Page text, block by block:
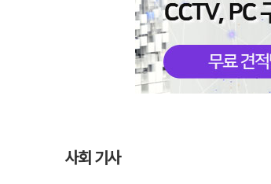
사회 기사